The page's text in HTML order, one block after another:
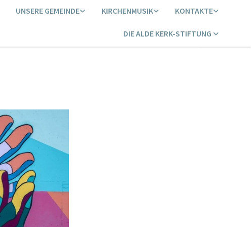
UNSERE GEMEINDE KIRCHENMUSIK KONTAKTE
DIE ALDE KERK-STIFTUNG